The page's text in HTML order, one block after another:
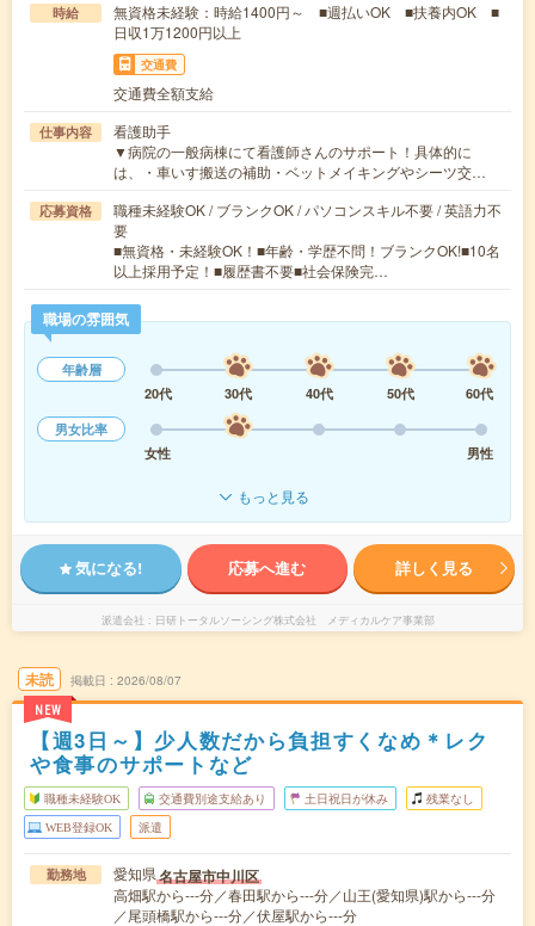
時給
無資格未経験：時給1400円～ ■週払いOK ■扶養内OK ■
日収1万1200円以上
交通費
交通費全額支給
仕事内容
看護助手
▼病院の一般病棟にて看護師さんのサポート！具体的に
は、・車いす搬送の補助・ベットメイキングやシーツ交…
応募資格
職種未経験OK / ブランクOK / パソコンスキル不要 / 英語力不
要
■無資格・未経験OK！■年齢・学歴不問！ブランクOK!■10名
以上採用予定！■履歴書不要■社会保険完…
職場の雰囲気
年齢層
20代
30代 40代 50代
60代
男女比率
女性
男性
もっと見る
気になる! 応募へ進む 詳しく見る
派遣会社 日研トータルソーシング株式会社 メディカルケア事業部
未読
NEW
掲載日 2026/08/07
【週3日～】少人数だから負担すくなめ＊レク
や食事のサポートなど
職種未経験OK 交通費別途支給あり 土日祝日が休み 残業なし
WEB登録OK 派遣
勤務地 愛知県名古屋市中川区
高畑駅から---分／春田駅から---分／山王(愛知県)駅から---分
／尾頭橋駅から---分／伏屋駅から---分